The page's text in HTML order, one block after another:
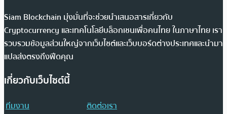
Siam Blockchain มุ่งมั่นที่จะช่วยนำเสนอสารเกี่ยวกับ
Cryptocurrency และเทคโนโลยีบล็อกเชนเพื่อคนไทย ในภาษาไทย เรา
รวบรวมข้อมูลส่วนใหญ่จากเว็บไซต์และเว็บบอร์ดต่างประเทศและนำมา
แปลส่งตรงถึงฟีดคุณ
เกี่ยวกับเว็บไซต์นี้
ทีมงาน
ติดต่อเรา